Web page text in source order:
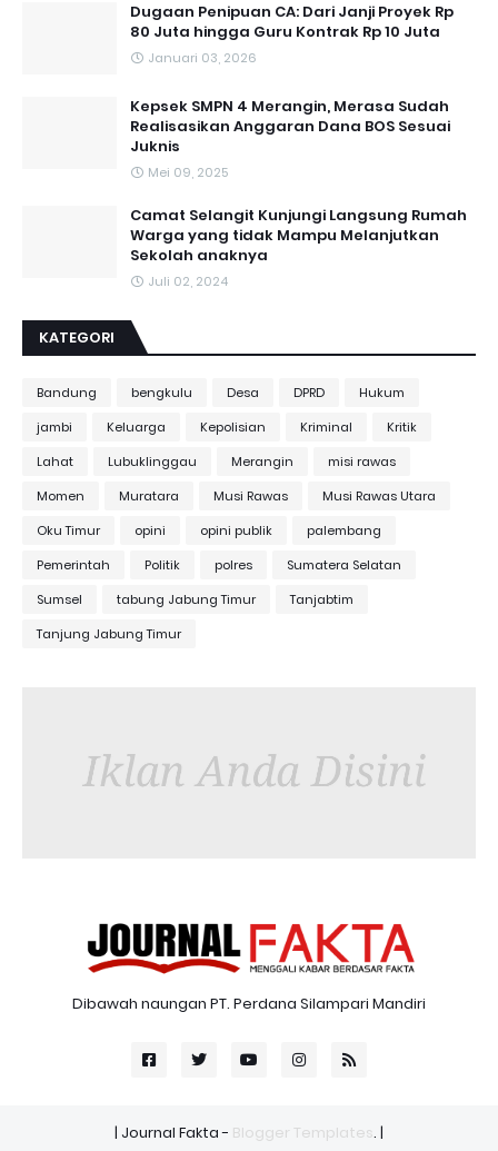
Dugaan Penipuan CA: Dari Janji Proyek Rp
80 Juta hingga Guru Kontrak Rp 10 Juta
Januari 03, 2026
Kepsek SMPN 4 Merangin, Merasa Sudah
Realisasikan Anggaran Dana BOS Sesuai
Juknis
Mei 09, 2025
Camat Selangit Kunjungi Langsung Rumah
Warga yang tidak Mampu Melanjutkan
Sekolah anaknya
Juli 02, 2024
KATEGORI
Bandung bengkulu Desa DPRD
Hukum
jambi
Keluarga Kepolisian Kriminal
Kritik
Lahat
Lubuklinggau Merangin
misi rawas
Momen
Muratara Musi Rawas
Musi Rawas Utara
Oku Timur
opini opini publik
palembang
Pemerintah
Politik polres
Sumatera Selatan
Sumsel
tabung Jabung Timur
Tanjabtim
Tanjung Jabung Timur
Dibawah naungan PT. Perdana Silampari Mandiri
| Journal Fakta - Blogger Templates. |